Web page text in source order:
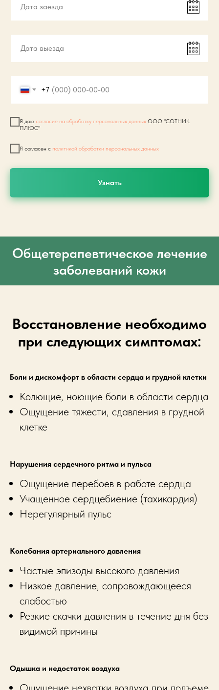
+7
Я даю согласие на обработку персональных данных ООО "СОТНИК
ПЛЮС"
Я согласен с политикой обработки персональных данных
Узнать
Общетерапевтическое лечение
заболеваний кожи
Восстановление необходимо
при следующих симптомах:
Боли и дискомфорт в области сердца и грудной клетки
Колющие, ноющие боли в области сердца
Ощущение тяжести, сдавления в грудной
клетке
Нарушения сердечного ритма и пульса
Ощущение перебоев в работе сердца
Учащенное сердцебиение (тахикардия)
Нерегулярный пульс
Колебания артериального давления
Частые эпизоды высокого давления
Низкое давление, сопровождающееся
слабостью
Резкие скачки давления в течение дня без
видимой причины
Одышка и недостаток воздуха